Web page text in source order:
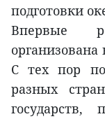
подготовки
Впервые
С тех пор
разных